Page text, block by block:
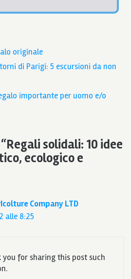
originale
di Parigi: 5 escursioni da non
importante per uomo e/o
solidali: 10 idee
ecologico e
Company LTD
alle 8:25
you for sharing this post such